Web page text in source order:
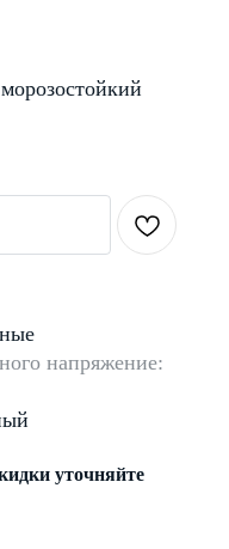
напряжение:
уточняйте